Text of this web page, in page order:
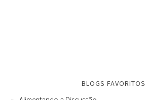
BLOGS FAVORITOS